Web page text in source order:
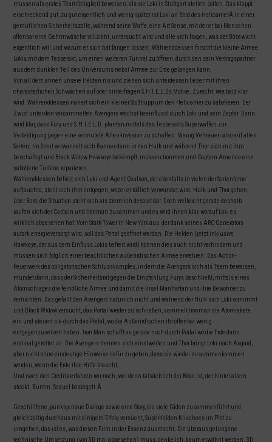
müssen als erstes Teamfähigkeit beweisen, als sie Loki in Stuttgart stellen sollen. Das klappt
erschreckend gut, zu gut eigentlich und wenig später ist Loki an Bord des HelicarrierÂ in einer
gemütlichen Sicherheitszelle, während seine Waffe, eine Art Sense, mit der er bei Menschen
offenbar eine Gehirnwäsche vollzieht, untersucht wird und alle sich fragen, was der Bösewicht
eigentlich will und warum er sich hat fangen lassen. Währenddessen forscht die kleine Armee
Lokis mit dem Tesserakt, um einen weiteren Tunnel zu öffnen, durch den sein Vertragspartner
aus dem dunklen Teil des Universums nebst Armee zur Erde gelangen kann.
Von all dem ahnen unsere Helden nix und ziehen sich unterdessen lieber mit ihren
charakterlichen Schwächen auf oder hinterfragen S.H.I.E.L.Ds Motive. Zurecht, wie bald klar
wird. Währenddessen nähert sich ein kleiner Stoßtrupp um den Helicarrier zu sabotieren. Der
Zwist unter den versammelten Avengers wächst beeinflusst durch Loki und sein Zepter. Dann
wird klar, dass Fury und S.H.I.E.L.D. planten mittels des Tesserakts Superwaffen zur
Verteidigung gegen eine vermutete Alien-Invasion zu schaffen. Wenig Vertrauen also auf allen
Seiten. Im Streit verwandelt sich Banner dann in den Hulk und während Thor sich mit ihm
beschäftigt und Black Widow Hawkeye bekämpft, müssen Ironman und Captain America eine
sabotierte Turbine reparieren.
Währenddessen befreit sich Loki und Agent Coulson, der ebenfalls in vielen der Serienfilme
auftauchte, stellt sich ihm entgegen, wobei er tödlich verwundet wird. Hulk und Thor gehen
über Bord, die Situation stellt sich als ziemlich desolat dar. Doch vielleicht gerade deshalb
raufen sich der Captain und Ironman zusammen und es wird ihnen klar, worauf Loki es
wirklich abgesehen hat: Vom Stark-Tower in New York aus, der dank seines ARC-Generators
autark energieversorgt wird, soll das Portal geöffnet werden. Die Helden (jetzt inklusive
Hawkeye, der aus dem Einfluss Lokis befreit wird) können dies auch nicht verhindern und
müssen sich folglich einer beachtlichen außerirdischen Armee erwehren. Das Action-
Feuerwerk des obligatorischen Schlusskampfes, in dem die Avengers sich als Team beweisen,
mündet darin, dass der Sicherheitsrat gegen die Empfehlung Furys beschließt, mittels eines
Atomschlages die feindliche Armee und damit die Insel Manhattan und ihre Bewohner zu
vernichten. Das gefällt den Avengers natürlich nicht und während der Hulk sich Loki vornimmt
und Black Widow versucht, das Portal wieder zu schließen, sammelt Ironman die Atomrakete
ein und steuert sie durch das Portal, wo die Außerirdischen ihr offenbar wenig
entgegenzusetzen haben. Iron Man schafft es gerade noch durch Portal wo die Erde dann
erstmal gerettet ist. Die Avengers trennen sich einstweilen und Thor bringt Loki nach Asgard,
aber nicht ohne eindeutige Hinweise dafür zu geben, dass sie wieder zusammenkommen
werden, wenn die Erde ihre Hilfe braucht.
Und nach den Credits erfahren wir noch, wer denn tatsächlich der Böse ist, der hinter allem
steckt. Bumm. Sequel besiegelt.Â
Geschliffene, punktgenaue Dialoge sowie eine Story, die viele Fäden zusammenführt und
gleichzeitig durchaus mit einigem Erfolg versucht, Superhelden-Klischees im Plot zu
umgehen, das ist es, was diesen Film in der Essenz ausmacht. Die überaus gelungene
technische Umsetzung (von 3D mal abgesehen) muss, denke ich, kaum erwähnt werden. 3D